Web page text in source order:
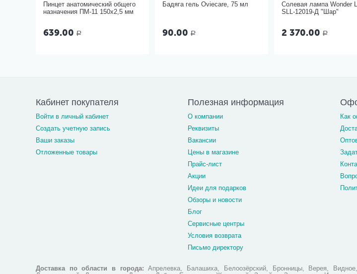
Пинцет анатомический общего
назначения ПМ-11 150х2,5 мм
639.00 Р
Бадяга гель Oviecare, 75 мл
90.00 Р
Солевая лампа Wonder
SLL-12019-Д "Шар"
2 370.00 Р
Кабинет покупателя
Войти в личный кабинет
Создать учетную запись
Ваши заказы
Отложенные товары
Полезная информация
О компании
Реквизиты
Вакансии
Цены в магазине
Прайс-лист
Акции
Идеи для подарков
Обзоры и новости
Блог
Сервисные центры
Условия возврата
Письмо директору
Как
Доставка по области в города: Апрелевка, Балашиха, Белоозёрский, Бронницы, Верея,